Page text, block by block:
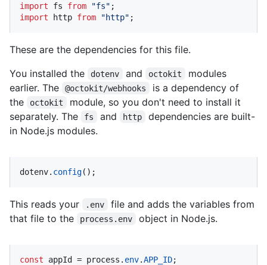
import fs from "fs"
import http from "http" ;
These are the dependencies for this file.
You installed the
dotenv and octokit
modules
earlier. The
@octokit/webhooks
is a dependency of
the
octokit
module, so you don't need to install it
separately. The
fs and http
dependencies are built-
in Node.js modules.
dotenv. config();
This reads your .env
file and adds the variables from
that file to the
process.env object in Node.js.
const appId = process. env.APP_ID